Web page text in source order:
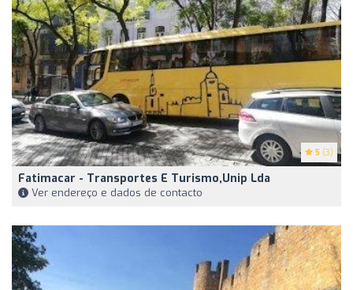
5 (3)
Fatimacar - Transportes E Turismo,Unip Lda
Ver endereço e dados de contacto